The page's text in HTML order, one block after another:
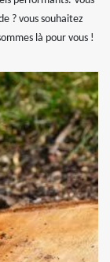
? vous souhaitez
là pour vous !